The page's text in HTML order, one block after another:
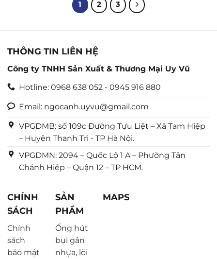
5
sao
1 2 3
THÔNG TIN LIÊN HỆ
Công ty TNHH Sản Xuất & Thương Mại Uy Vũ
Hotline: 0968 638 052 - 0945 916 880
Email: ngocanh.uyvu@gmail.com
VPGDMB: số 109c Đường Tựu Liệt – Xã Tam Hiệp
– Huyện Thanh Trì - TP Hà Nội.
VPGDMN: 2094 – Quốc Lộ 1 A – Phường Tân
Chánh Hiệp – Quận 12 – TP HCM.
CHÍNH
SÁCH
Chính
sách
bảo mật
SẢN
PHẨM
Ống hút
bụi gân
nhựa, lõi
MAPS